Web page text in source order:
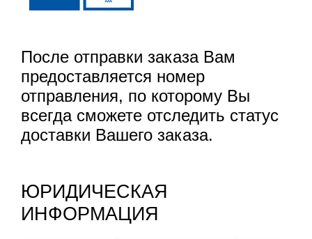
После отправки заказа Вам
предоставляется номер
отправления, по которому Вы
всегда сможете отследить статус
доставки Вашего заказа.
ЮРИДИЧЕСКАЯ
ИНФОРМАЦИЯ